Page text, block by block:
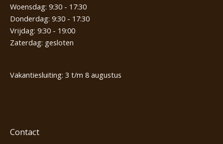
Woensdag: 9:30 - 17:30
Donderdag: 9:30 - 17:30
Vrijdag: 9:30 - 19:00
Zaterdag: gesloten
Vakantiesluiting: 3 t/m 8 augustus
Contact